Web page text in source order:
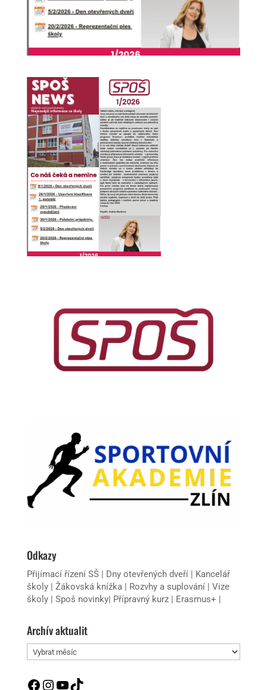
Odkazy
Přijímací řízení SŠ| Dny otevřených dveří|
Kancelář
školy| Žákovská knížka| Rozvhy a suplování
Vize
školy
Spoš novinky| Přípravný kurz| Erasmus+
Archív aktualit
Archív
aktualit
Facebook
Instagram
YouTube
TikTok